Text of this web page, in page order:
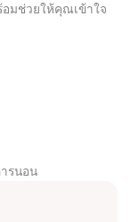
มช่วยให้คุณเข้าใจ
รนอน